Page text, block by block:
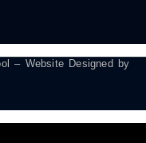
– Website Designed by